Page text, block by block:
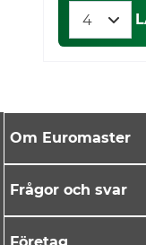
Om Euromaster
Frågor och svar